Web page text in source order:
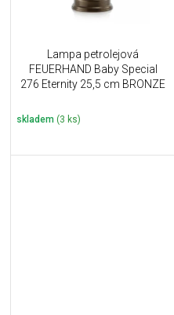
Lampa petrolejová
FEUERHAND Baby Special
276 Eternity 25,5 cm BRONZE
skladem (3 ks)